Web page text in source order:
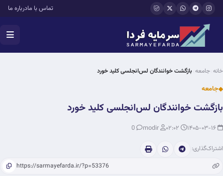
رفتن به محتوای اصلی تماس با مادرباره ما
خانه جامعه بازگشت خوانندگان لس‌انجلسی کلید خورد
جامعه
بازگشت خوانندگان لس‌انجلسی کلید خورد
اشتراک‌گذاری: